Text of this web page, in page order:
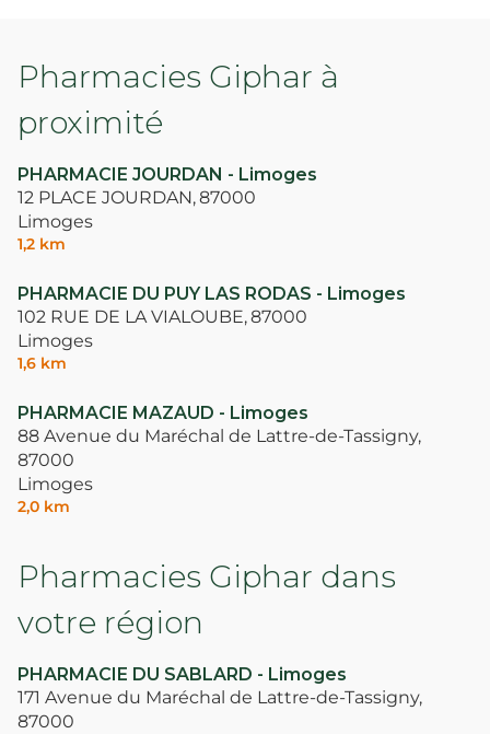
Pharmacies Giphar à
proximité
PHARMACIE JOURDAN - Limoges
12 PLACE JOURDAN,87000
Limoges
1,2 km
PHARMACIE DU PUY LAS RODAS - Limoges
102 RUE DE LA VIALOUBE,87000
Limoges
1,6 km
PHARMACIE MAZAUD - Limoges
88 Avenue du Maréchal de Lattre-de-Tassigny,
87000
Limoges
2,0 km
Pharmacies Giphar dans
votre région
PHARMACIE DU SABLARD - Limoges
171 Avenue du Maréchal de Lattre-de-Tassigny,
87000